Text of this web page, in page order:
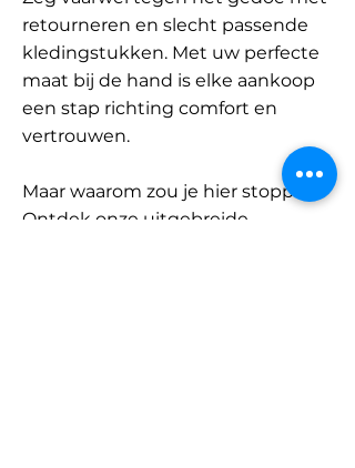
retourneren en slecht passende
kledingstukken. Met uw perfecte
maat bij de hand is elke aankoop
een stap richting comfort en
vertrouwen.
Maar waarom zou je hier stoppen?
Ontdek onze uitgebreide